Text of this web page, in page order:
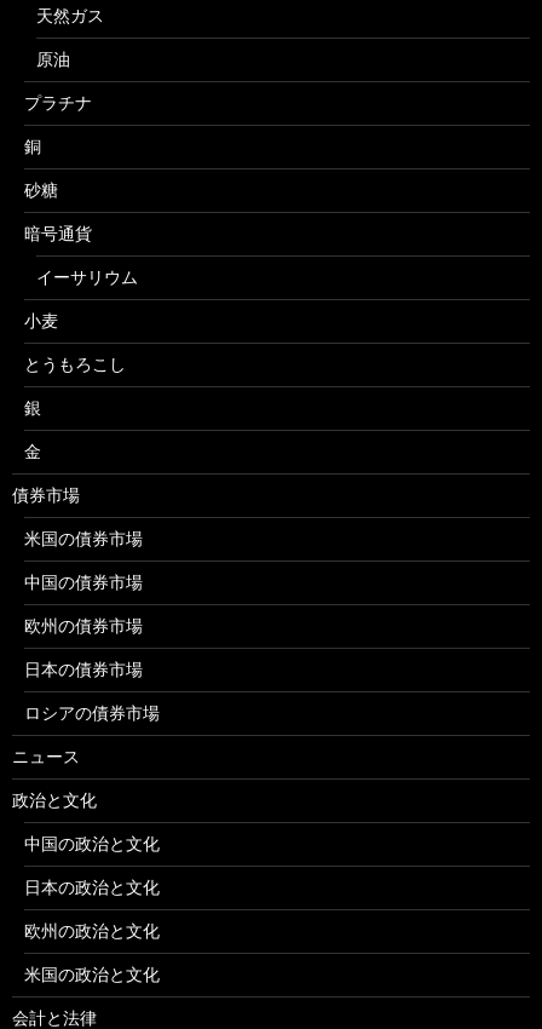
天然ガス
原油
プラチナ
銅
砂糖
暗号通貨
イーサリウム
小麦
とうもろこし
銀
金
債券市場
米国の債券市場
中国の債券市場
欧州の債券市場
日本の債券市場
ロシアの債券市場
ニュース
政治と文化
中国の政治と文化
日本の政治と文化
欧州の政治と文化
米国の政治と文化
会計と法律